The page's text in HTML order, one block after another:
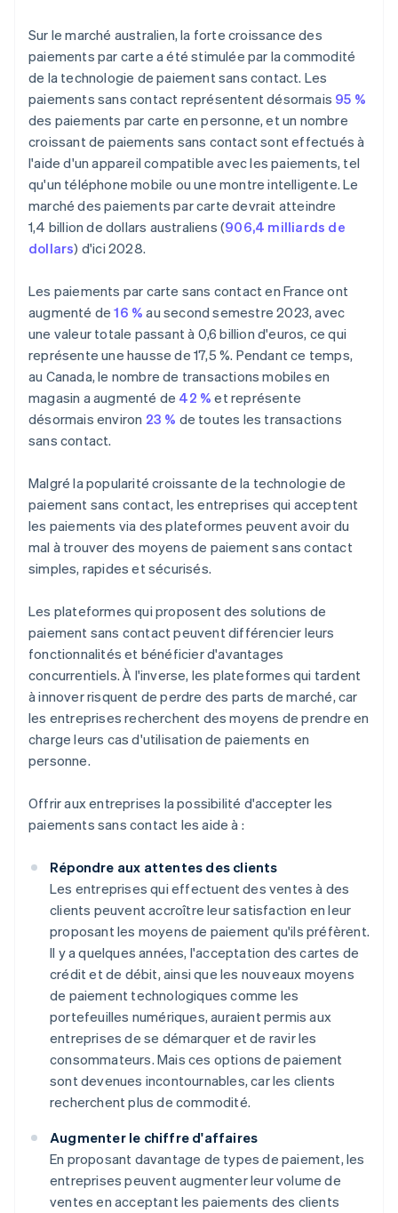
Sur le marché australien, la forte croissance des
paiements par carte a été stimulée par la commodité
de la technologie de paiement sans contact. Les
paiements sans contact représentent désormais 95 %
des paiements par carte en personne, et un nombre
croissant de paiements sans contact sont effectués à
l'aide d'un appareil compatible avec les paiements, tel
qu'un téléphone mobile ou une montre intelligente. Le
marché des paiements par carte devrait atteindre
1,4 billion de dollars australiens (906,4 milliards de
dollars) d'ici 2028.
Les paiements par carte sans contact en France ont
augmenté de16 % au second semestre 2023, avec
une valeur totale passant à 0,6 billion d'euros, ce qui
représente une hausse de 17,5 %. Pendant ce temps,
au Canada, le nombre de transactions mobiles en
magasin a augmenté de 42 % et représente
désormais environ 23 % de toutes les transactions
sans contact.
Malgré la popularité croissante de la technologie de
paiement sans contact, les entreprises qui acceptent
les paiements via des plateformes peuvent avoir du
mal à trouver des moyens de paiement sans contact
simples, rapides et sécurisés.
Les plateformes qui proposent des solutions de
paiement sans contact peuvent différencier leurs
fonctionnalités et bénéficier d'avantages
concurrentiels. À l'inverse, les plateformes qui tardent
à innover risquent de perdre des parts de marché, car
les entreprises recherchent des moyens de prendre en
charge leurs cas d'utilisation de paiements en
personne.
Offrir aux entreprises la possibilité d'accepter les
paiements sans contact les aide à :
Répondre aux attentes des clients
Les entreprises qui effectuent des ventes à des
clients peuvent accroître leur satisfaction en leur
proposant les moyens de paiement qu'ils préfèrent.
Il y a quelques années, l'acceptation des cartes de
crédit et de débit, ainsi que les nouveaux moyens
de paiement technologiques comme les
portefeuilles numériques, auraient permis aux
entreprises de se démarquer et de ravir les
consommateurs. Mais ces options de paiement
sont devenues incontournables, car les clients
recherchent plus de commodité.
Augmenter le chiffre d'affaires
En proposant davantage de types de paiement, les
entreprises peuvent augmenter leur volume de
ventes en acceptant les paiements des clients